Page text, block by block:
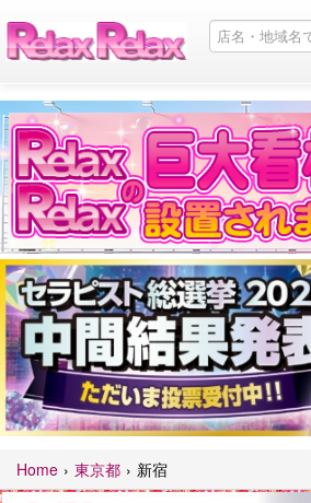
お店を探す
お店からのお知らせ
Pickup Girl
キャンペーン情報一覧
お問い合わせ
サイトマップ
口コミ掲示板
English site
Home 東京都 新宿